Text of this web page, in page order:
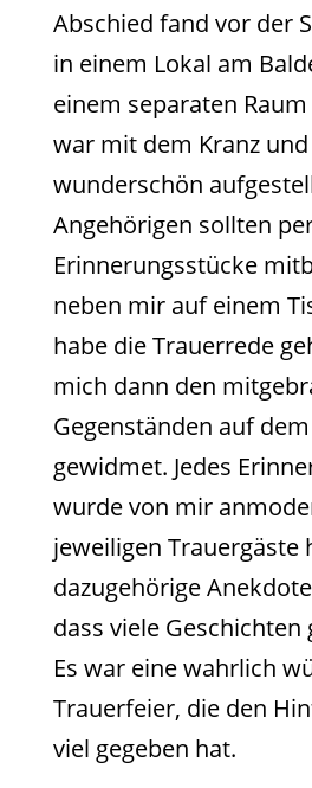
Abschied fand vor der
in einem Lokal am
einem separaten
war mit dem Kranz
wunderschön
Angehörigen sollten
Erinnerungsstücke
neben mir auf einem
habe die Trauerrede
mich dann den
Gegenständen auf
gewidmet. Jedes
wurde von mir
jeweiligen Trauergäste
dazugehörige
dass viele
Es war eine wahrlich
Trauerfeier, die den
viel gegeben hat.